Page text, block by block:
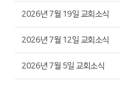
2026년 7월 19일 교회소식
2026년 7월 12일 교회소식
2026년 7월 5일 교회소식